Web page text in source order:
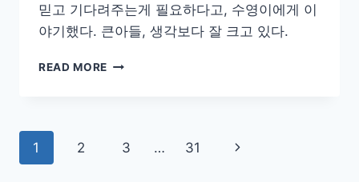
믿고 기다려주는게 필요하다고, 수영이에게 이
야기했다. 큰아들, 생각보다 잘 크고 있다.
READ MORE 예
Page
1 2 3 … 31
Next